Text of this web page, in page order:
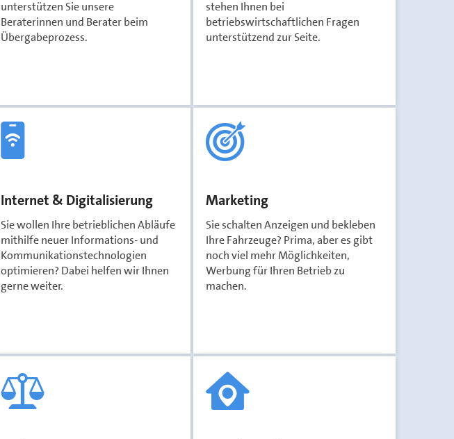
unterstützen Sie unsere
Beraterinnen und Berater beim
Übergabeprozess.
stehen Ihnen bei
betriebswirtschaftlichen Fragen
unterstützend zur Seite.
Internet & Digitalisierung
Sie wollen Ihre betrieblichen Abläufe
mithilfe neuer Informations- und
Kommunikationstechnologien
optimieren? Dabei helfen wir Ihnen
gerne weiter.
Marketing
Sie schalten Anzeigen und bekleben
Ihre Fahrzeuge? Prima, aber es gibt
noch viel mehr Möglichkeiten,
Werbung für Ihren Betrieb zu
machen.